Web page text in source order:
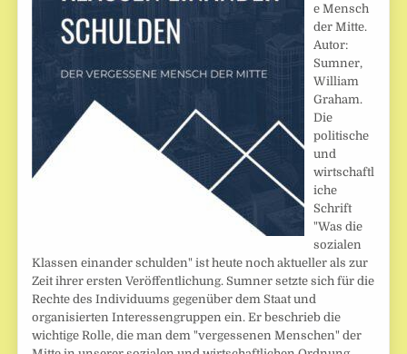
e Mensch
der Mitte.
Autor:
Sumner,
William
Graham.
Die
politische
und
wirtschaftl
iche
Schrift
"Was die
sozialen
Klassen einander schulden" ist heute noch aktueller als zur
Zeit ihrer ersten Veröffentlichung. Sumner setzte sich für die
Rechte des Individuums gegenüber dem Staat und
organisierten Interessengruppen ein. Er beschrieb die
wichtige Rolle, die man dem "vergessenen Menschen" der